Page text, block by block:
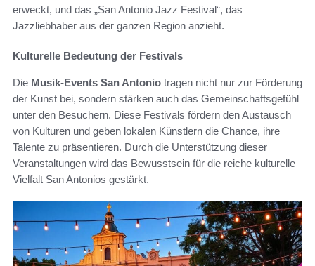
erweckt, und das „San Antonio Jazz Festival“, das
Jazzliebhaber aus der ganzen Region anzieht.
Kulturelle Bedeutung der Festivals
Die Musik-Events San Antonio tragen nicht nur zur Förderung
der Kunst bei, sondern stärken auch das Gemeinschaftsgefühl
unter den Besuchern. Diese Festivals fördern den Austausch
von Kulturen und geben lokalen Künstlern die Chance, ihre
Talente zu präsentieren. Durch die Unterstützung dieser
Veranstaltungen wird das Bewusstsein für die reiche kulturelle
Vielfalt San Antonios gestärkt.